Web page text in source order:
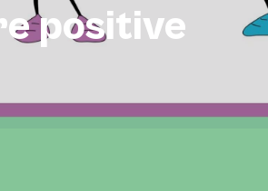
positive